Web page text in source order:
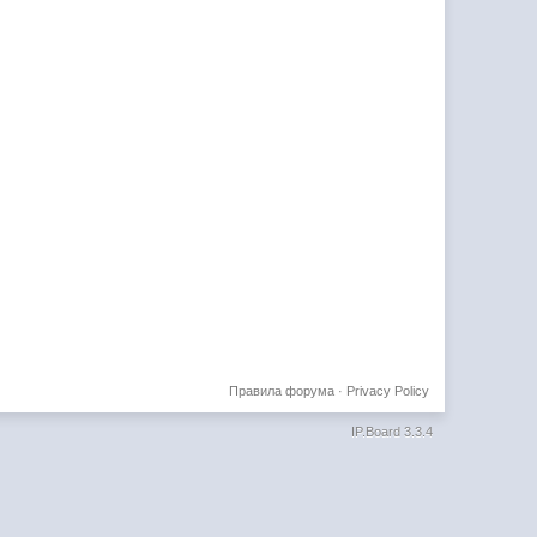
Privacy Policy
Правила форума·
IP.Board 3.3.4